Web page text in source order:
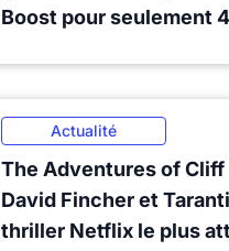
Boost pour seulement
Actualité
The Adventures of Cliff
David Fincher et
thriller Netflix le plus